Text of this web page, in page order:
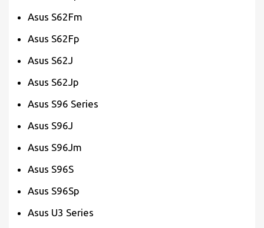
Asus S62Fm
Asus S62Fp
Asus S62J
Asus S62Jp
Asus S96 Series
Asus S96J
Asus S96Jm
Asus S96S
Asus S96Sp
Asus U3 Series